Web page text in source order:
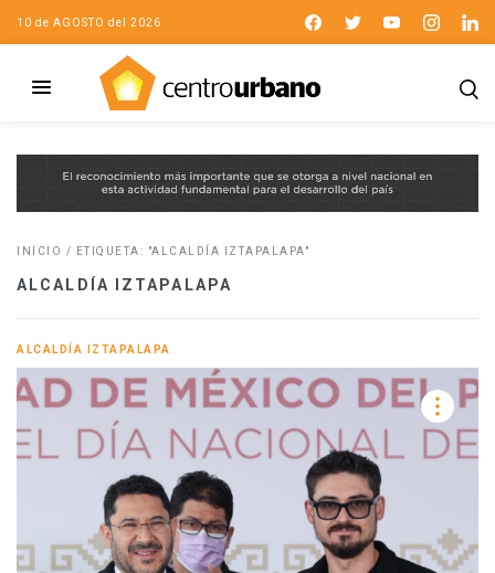
10 de AGOSTO del 2026
INICIO / ETIQUETA: "ALCALDÍA IZTAPALAPA"
ALCALDÍA IZTAPALAPA
ALCALDÍA IZTAPALAPA